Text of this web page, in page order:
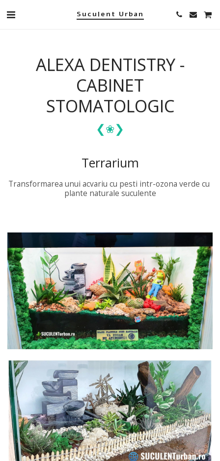
Suculent Urban
ALEXA DENTISTRY -
CABINET
STOMATOLOGIC
❮❀❯
Terrarium
Transformarea unui acvariu cu pesti intr-ozona verde cu
plante naturale suculente